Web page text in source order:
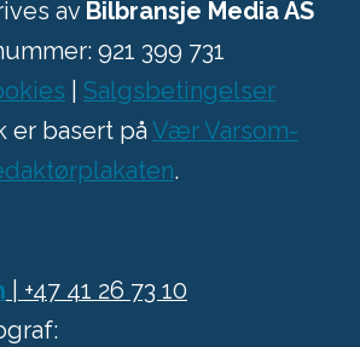
av Bilbransje Media AS
921 399 731
Salgsbetingelser
er basert på Vær Varsom-
.
| +47 41 26 73 10